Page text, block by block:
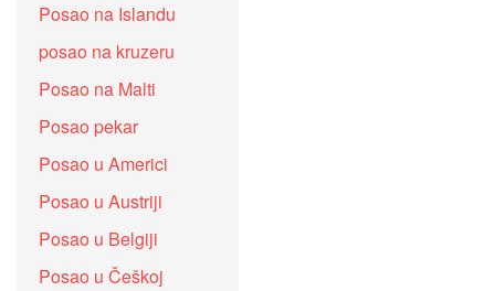
Posao na Islandu
posao na kruzeru
Posao na Malti
Posao pekar
Posao u Americi
Posao u Austriji
Posao u Belgiji
Posao u Češkoj